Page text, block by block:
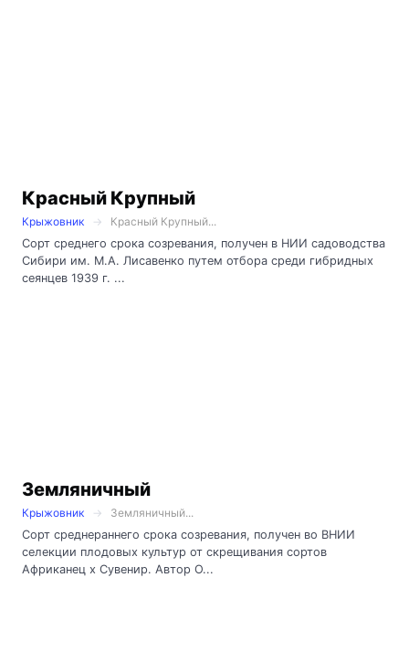
Красный Крупный
Крыжовник
Красный Крупный...
Сорт среднего срока созревания, получен в НИИ садоводства
Сибири им. М.А. Лисавенко путем отбора среди гибридных
сеянцев 1939 г. ...
Земляничный
Крыжовник
Земляничный...
Сорт среднераннего срока созревания, получен во ВНИИ
селекции плодовых культур от скрещивания сортов
Африканец х Сувенир. Автор О...